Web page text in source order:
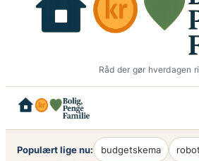
Råd der gør hverdagen
Populært lige nu: budgetskema